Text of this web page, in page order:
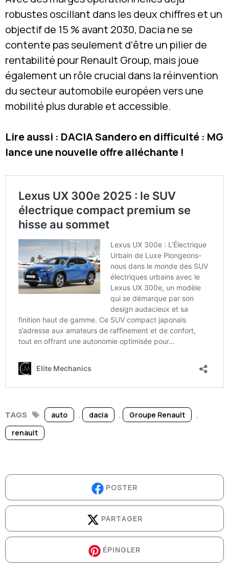
robustes oscillant dans les deux chiffres et un
objectif de 15 % avant 2030, Dacia ne se
contente pas seulement d’être un pilier de
rentabilité pour Renault Group, mais joue
également un rôle crucial dans la réinvention
du secteur automobile européen vers une
mobilité plus durable et accessible.
Lire aussi : DACIA Sandero en difficulté : MG
lance une nouvelle offre alléchante !
Étiquettes
auto , dacia , Groupe Renault ,
renault
POSTER
PARTAGER
ÉPINGLER